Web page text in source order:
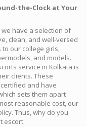
the-Clock at Your
have a selection of
clean, and well-versed
our college girls,
and models.
service in Kolkata is
clients. These
and have
sets them apart
reasonable cost, our
Thus, why do you
escort.